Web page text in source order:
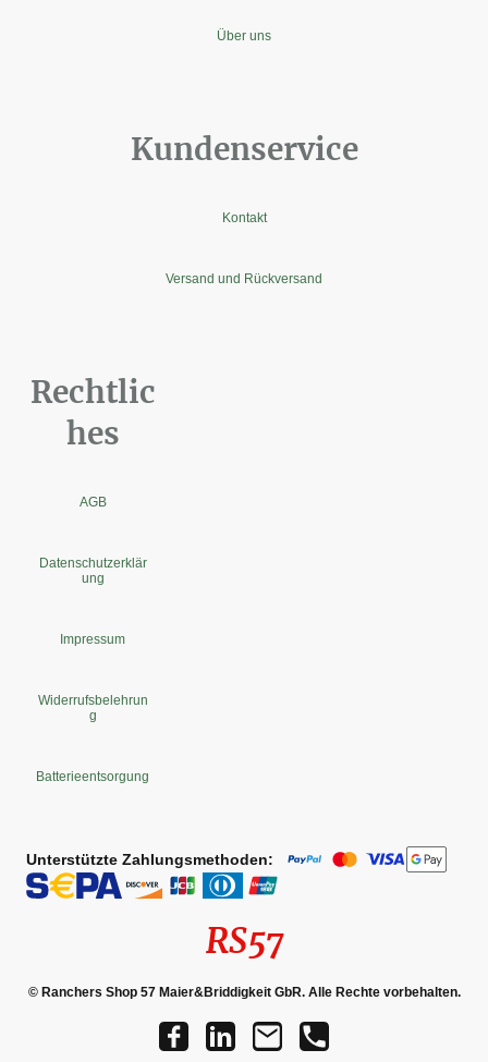
Über uns
Kundenservice
Kontakt
Versand und Rückversand
Rechtlic
hes
AGB
Datenschutzerklär
ung
Impressum
Widerrufsbelehrun
g
Batterieentsorgung
Unterstützte Zahlungsmethoden:
RS57
© Ranchers Shop 57 Maier&Briddigkeit GbR. Alle Rechte vorbehalten.